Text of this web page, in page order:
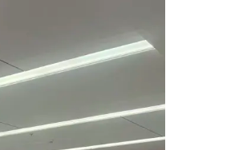
2026年05月20日
展参观交流活动。此次活动旨